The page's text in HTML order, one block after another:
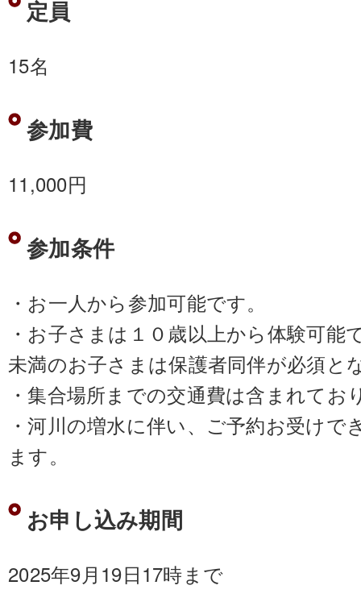
定員
15名
参加費
11,000円
参加条件
・お一人から参加可能です。
・お子さまは１０歳以上から体験可能
未満のお子さまは保護者同伴が必須と
・集合場所までの交通費は含まれてお
・河川の増水に伴い、ご予約お受けで
ます。
お申し込み期間
2025年9月19日17時まで